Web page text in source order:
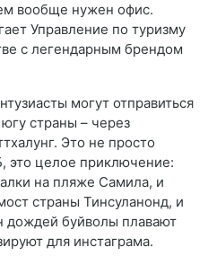
вообще нужен офис.
Управление по туризму
с легендарным брендом
могут отправиться
страны – через
Это не просто
это целое приключение:
на пляже Самила, и
страны Тинсуланонд, и
дождей буйволы плавают
для инстаграма.